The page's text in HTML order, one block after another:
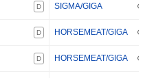
D SIGMA/GIGA
D HORSEMEAT/GIGA
D HORSEMEAT/GIGA